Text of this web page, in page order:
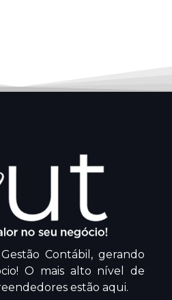
Contábil, gerando
O mais alto nível de
estão aqui.